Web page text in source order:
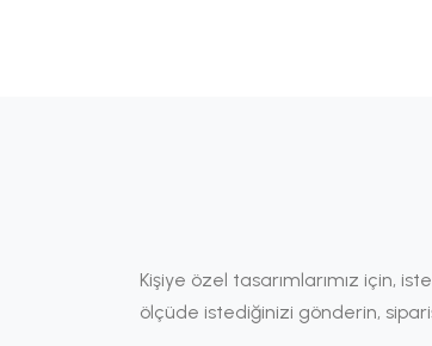
Kişiye özel tasarımlarımız için,
ölçüde istediğinizi gönderin,